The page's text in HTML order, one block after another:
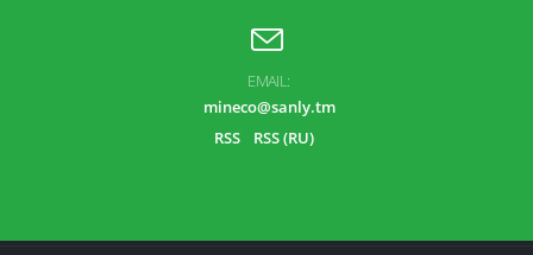
EMAIL:
mineco@sanly.tm
RSS
RSS (RU)